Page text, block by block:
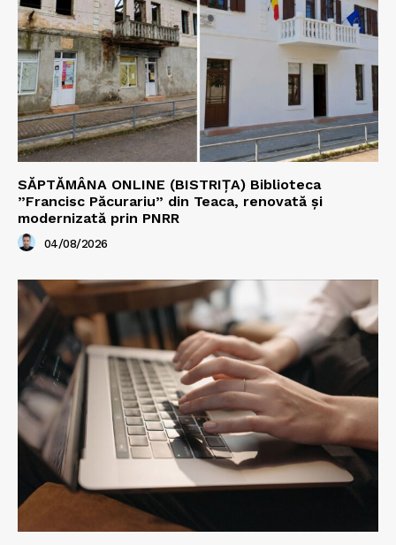
SĂPTĂMÂNA ONLINE (BISTRIȚA) Biblioteca
”Francisc Păcurariu” din Teaca, renovată și
modernizată prin PNRR
04/08/2026